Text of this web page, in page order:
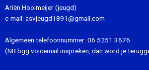
Ariën Hooimeijer (jeugd)
e-mail: asvjeugd1891@gmail.com
Algemeen telefoonnummer: 06 5251 3676
(NB bgg voicemail inspreken, dan word je